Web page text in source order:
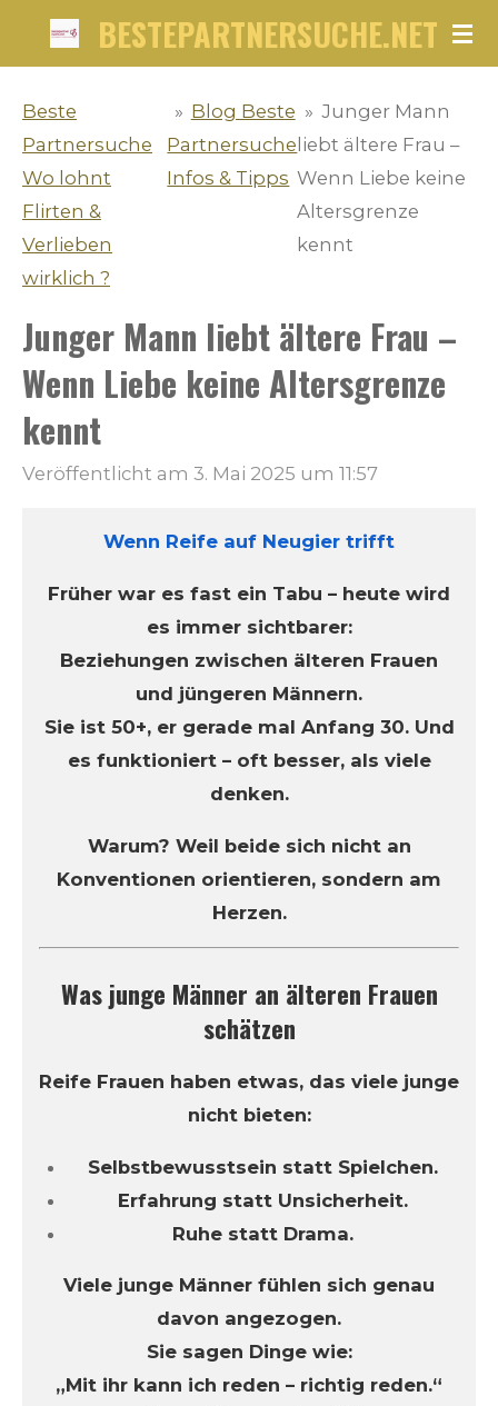
BESTEPARTNERSUCHE.NET
Beste
Partnersuche
Wo lohnt
Flirten &
Verlieben
wirklich ?
» Blog Beste
Partnersuche
Infos & Tipps
» Junger Mann
liebt ältere Frau –
Wenn Liebe keine
Altersgrenze
kennt
Junger Mann liebt ältere Frau –
Wenn Liebe keine Altersgrenze
kennt
Veröffentlicht am 3. Mai 2025 um 11:57
Wenn Reife auf Neugier trifft
Früher war es fast ein Tabu – heute wird
es immer sichtbarer:
Beziehungen zwischen älteren Frauen
und jüngeren Männern.
Sie ist 50+, er gerade mal Anfang 30. Und
es funktioniert – oft besser, als viele
denken.
Warum? Weil beide sich nicht an
Konventionen orientieren, sondern am
Herzen.
Was junge Männer an älteren Frauen
schätzen
Reife Frauen haben etwas, das viele junge
nicht bieten:
Selbstbewusstsein statt Spielchen.
Erfahrung statt Unsicherheit.
Ruhe statt Drama.
Viele junge Männer fühlen sich genau
davon angezogen.
Sie sagen Dinge wie:
„Mit ihr kann ich reden – richtig reden.“